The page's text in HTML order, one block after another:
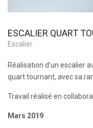
ESCALIER QUART
Escalier
Réalisation d’un escalier
quart tournant, avec sa
Travail réalisé en
Mars 2019